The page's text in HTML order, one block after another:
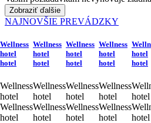
Zobraziť ďalšie
NAJNOVŠIE PREVÁDZKY
Wellness
hotel
hotel
Wellness
hotel
Wellness
hotel
Wellness
hotel
hotel
Wellness
hotel
Wellness
hotel
Wellness
hotel
hotel
Wellness
hotel
Wellness
hotel
Wellness
hotel
hotel
Wellness
hotel
Wellness
hotel
hotel
hotel
hotel
hotel